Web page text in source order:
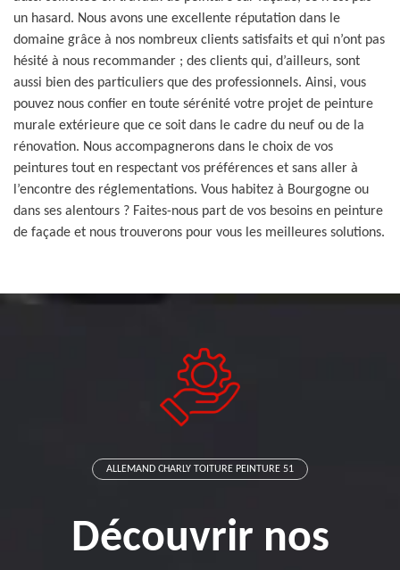
un hasard. Nous avons une excellente réputation dans le
domaine grâce à nos nombreux clients satisfaits et qui n’ont pas
hésité à nous recommander ; des clients qui, d’ailleurs, sont
aussi bien des particuliers que des professionnels. Ainsi, vous
pouvez nous confier en toute sérénité votre projet de peinture
murale extérieure que ce soit dans le cadre du neuf ou de la
rénovation. Nous accompagnerons dans le choix de vos
peintures tout en respectant vos préférences et sans aller à
l’encontre des réglementations. Vous habitez à Bourgogne ou
dans ses alentours ? Faites-nous part de vos besoins en peinture
de façade et nous trouverons pour vous les meilleures solutions.
ALLEMAND CHARLY TOITURE PEINTURE 51
Découvrir nos